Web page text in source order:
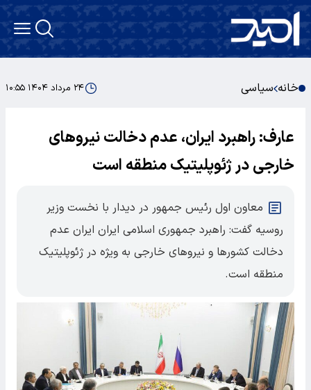
خانه سیاسی ۲۴ مرداد ۱۴۰۴ ۱۰:۵۵
عارف: راهبرد ایران، عدم دخالت نیروهای
خارجی در ژئوپلیتیک منطقه است
معاون اول رئیس جمهور در دیدار با نخست وزیر
روسیه گفت: راهبرد جمهوری اسلامی ایران ایران عدم
دخالت کشورها و نیروهای خارجی به ویژه در ژئوپلیتیک
منطقه است.